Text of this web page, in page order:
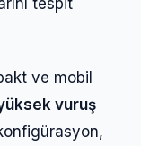
ve mobil
vuruş